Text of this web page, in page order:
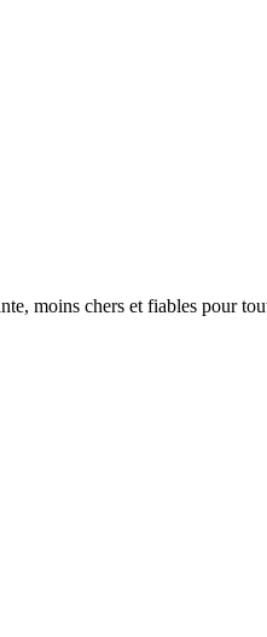
moins chers et fiables pour